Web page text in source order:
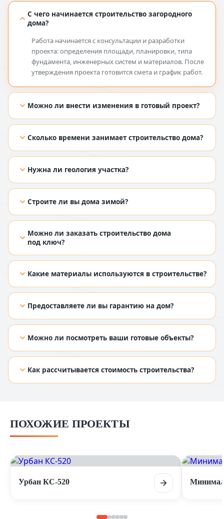
С чего начинается строительство загородного
дома?
Работа начинается с консультации и разработки
проекта: определения площади, планировки, типа
фундамента, инженерных систем и материалов. После
утверждения проекта готовится смета и график работ.
Можно ли внести изменения в готовый проект?
[TODO: добавить ответ из Figma]
Сколько времени занимает строительство дома?
[TODO: добавить ответ из Figma]
Нужна ли геология участка?
[TODO: добавить ответ из Figma]
Строите ли вы дома зимой?
[TODO: добавить ответ из Figma]
Можно ли заказать строительство дома
под ключ?
[TODO: добавить ответ из Figma]
Какие материалы используются в строительстве?
[TODO: добавить ответ из Figma]
Предоставляете ли вы гарантию на дом?
[TODO: добавить ответ из Figma]
Можно ли посмотреть ваши готовые объекты?
[TODO: добавить ответ из Figma]
Как рассчитывается стоимость строительства?
ПОХОЖИЕ ПРОЕКТЫ
Урбан КС-520